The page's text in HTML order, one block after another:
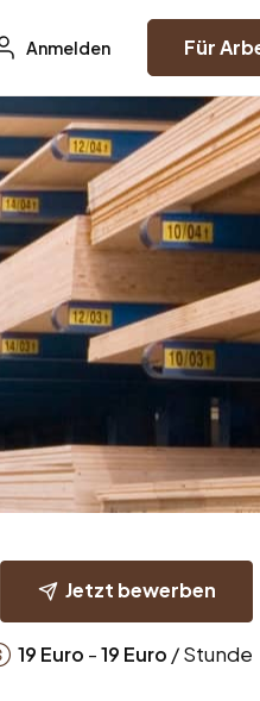
Anmelden Für
Jetzt bewerben
19 Euro -19 Euro / Stunde